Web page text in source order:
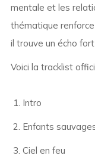
mentale et les
thématique
il trouve un écho
Voici la tracklist
Intro
Enfants
Ciel en feu